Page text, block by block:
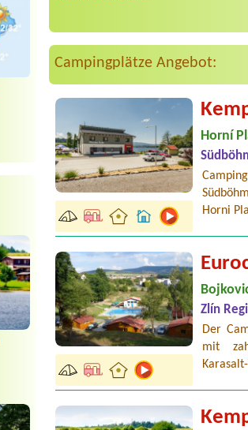
Campingplätze Angebot:
Horní
Horni
Zlín
Der
mit